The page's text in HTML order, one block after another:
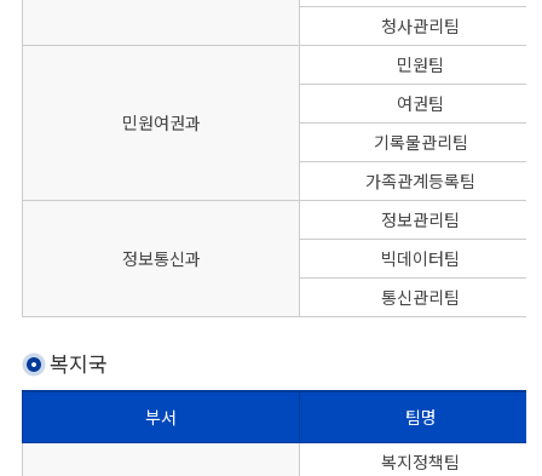
청사관리팀
민원여권과
민원팀
여권팀
기록물관리팀
가족관계등록팀
정보통신과
정보관리팀
빅데이터팀
통신관리팀
복지국
본청 복지국의 부서별 팀명, 대표전화, FAX번호를 나타낸 표
부서 팀명
복지정책팀